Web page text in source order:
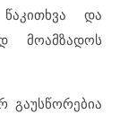
და
მოამზადოს
გაუსწორებია